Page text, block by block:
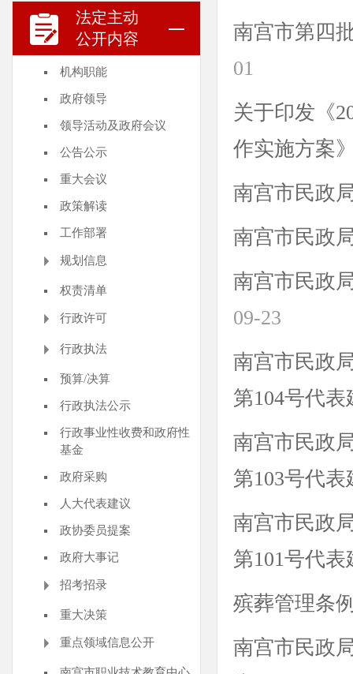
法定主动
公开内容
机构职能
政府领导
领导活动及政府会议
公告公示
重大会议
政策解读
工作部署
规划信息
权责清单
行政许可
行政执法
预算/决算
行政执法公示
行政事业性收费和政府性
基金
政府采购
人大代表建议
政协委员提案
政府大事记
招考招录
重大决策
重点领域信息公开
南宫市第四
01
关于印发《
作实施方案
南宫市民政
南宫市民政
南宫市民政
09-23
南宫市民政
第104号代
南宫市民政
第103号代
南宫市民政
第101号代
殡葬管理条
南宫市民政